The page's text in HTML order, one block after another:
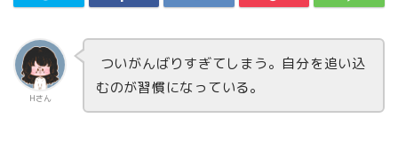
Hさん
ついがんばりすぎてしまう。自分を追い込
むのが習慣になっている。